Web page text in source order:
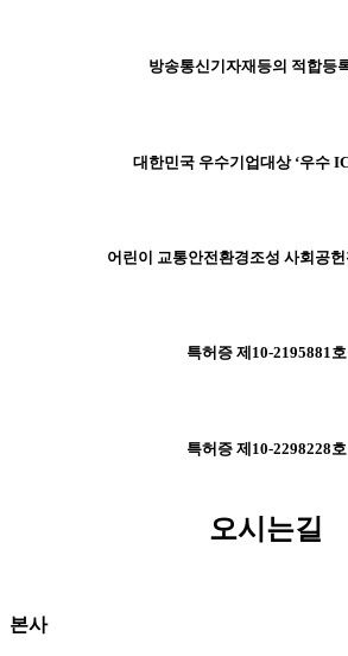
방송통신기자재등의 적합등
대한민국 우수기업대상 ‘우수
어린이 교통안전환경조성 사회공헌
특허증 제10-2195881호
특허증 제10-2298228호
오시는길
본사